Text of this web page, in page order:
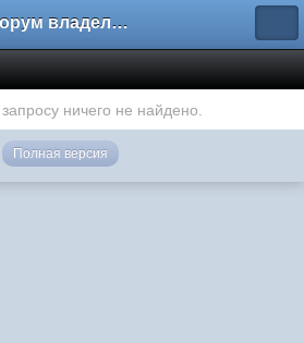
Форум владельцев интернет-магазинов
ничего не найдено.
Полная версия